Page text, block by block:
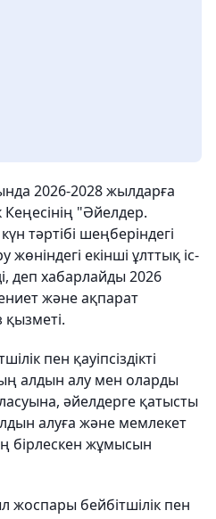
2026-2028 жылдарға
Кеңесінің "Әйелдер.
тәртібі шеңберіндегі
жөніндегі екінші ұлттық іс-
деп хабарлайды 2026
және ақпарат
қызметі.
пен қауіпсіздікті
алдын алу мен оларды
әйелдерге қатысты
алуға және мемлекет
бірлескен жұмысын
жоспары бейбітшілік пен